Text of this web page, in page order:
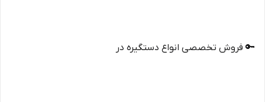
🔑 فروش تخصصی انواع دستگیره در